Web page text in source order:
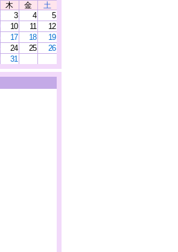
木 金
土
3 4
5
10 11
12
17 18
19
24 25
26
31